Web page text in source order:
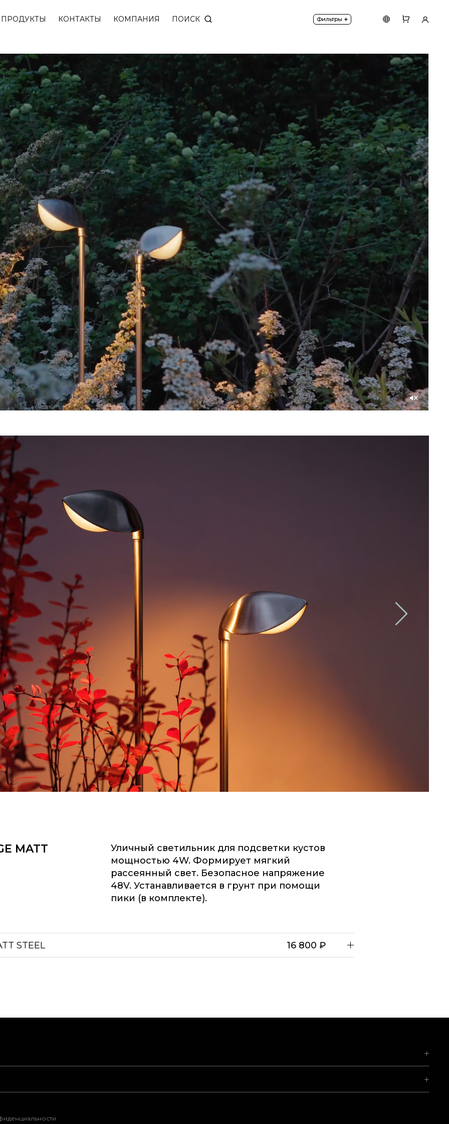
ПРОДУКТЫ КОНТАКТЫ КОМПАНИЯ ПОИСК Фильтры +
Со
звуком
MATT
Уличный светильник для подсветки кустов
мощностью 4W. Формирует мягкий
рассеянный свет. Безопасное напряжение
48V. Устанавливается в грунт при помощи
пики (в комплекте).
STEEL 16 800 ₽